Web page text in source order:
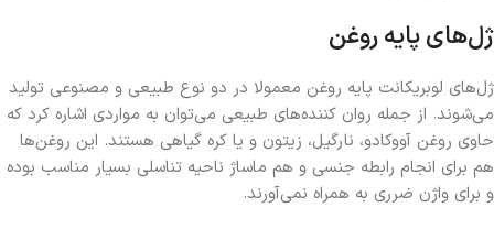
ژل‌های پایه روغن
ژل‌های لوبریکانت پایه روغن معمولا در دو نوع طبیعی و مصنوعی تولید
می‌شوند. از جمله روان کننده‌های طبیعی می‌توان به مواردی اشاره کرد که
حاوی روغن آووکادو، نارگیل، زیتون و یا کره گیاهی هستند. این روغن‌ها
هم برای انجام رابطه جنسی و هم ماساژ ناحیه تناسلی بسیار مناسب بوده
و برای واژن ضرری به همراه نمی‌آورند.